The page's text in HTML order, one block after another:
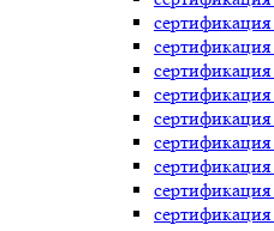
сертификация
сертификация
сертификация
сертификация
сертификация
сертификация
сертификация
сертификация
сертификация